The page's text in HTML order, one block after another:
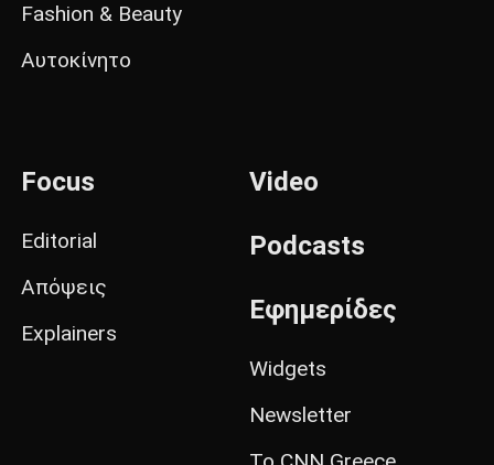
Fashion & Beauty
Αυτοκίνητο
Focus
Editorial
Απόψεις
Explainers
Video
Podcasts
Εφημερίδες
Widgets
Newsletter